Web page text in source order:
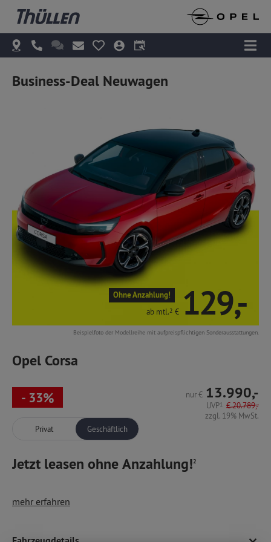
Business-Deal Neuwagen
ab mtl.2 €
Ohne Anzahlung! 129,-
Beispielfoto der Modellreihe mit aufpreispflichtigen Sonderausstattungen.
Opel Corsa
- 33% nur€ 13.990,-
UVP1 €20.789,-
zzgl. 19% MwSt.
Privat
Geschäftlich
Jetzt leasen ohne Anzahlung!2
überraschend großzügigen Raumangebot für einen
Elektromotoren und vielfältige Aussstattungsvarianten,
mehr erfahren